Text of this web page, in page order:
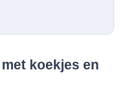
koekjes en